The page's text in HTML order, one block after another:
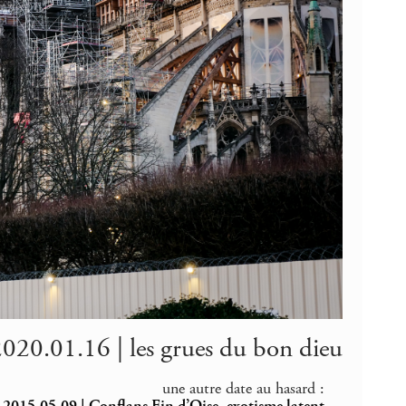
| les grues du bon dieu
une autre date au hasard :